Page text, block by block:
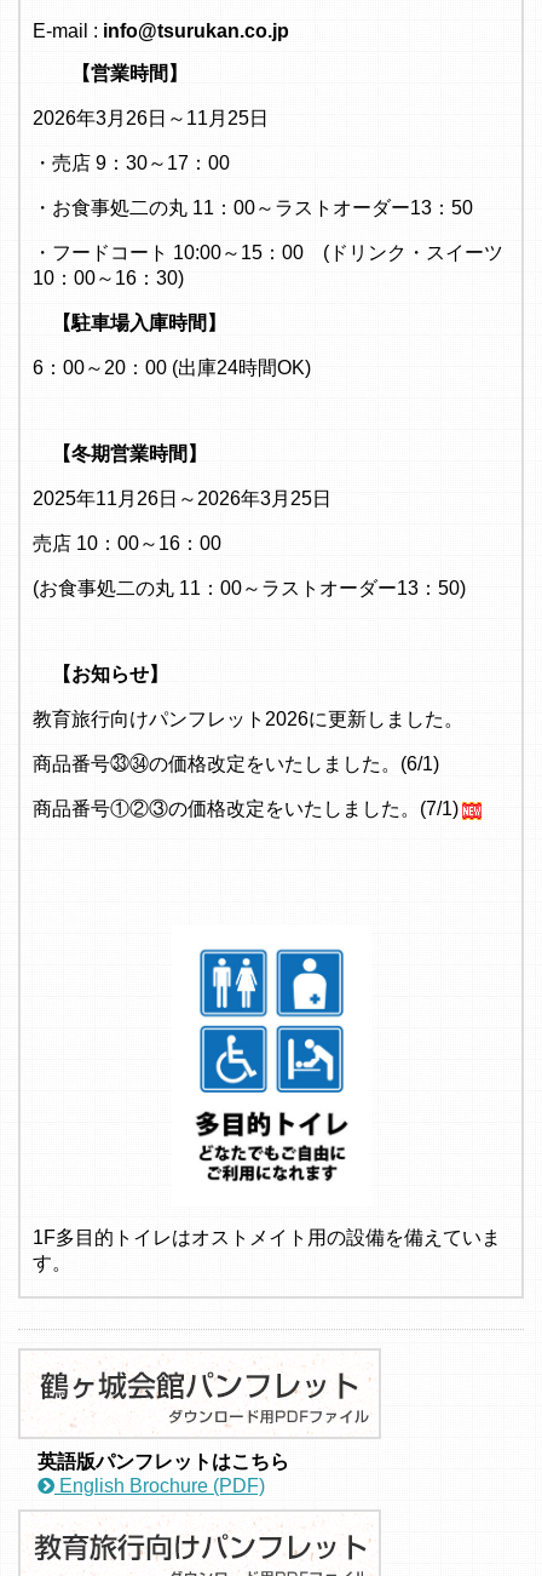
E-mail : info@tsurukan.co.jp
【営業時間】
2026年3月26日～11月25日
・売店 9：30～17：00
・お食事処二の丸 11：00～ラストオーダー13：50
・フードコート 10:00～15：00 (ドリンク・スイーツ
10：00～16：30)
【駐車場入庫時間】
6：00～20：00 (出庫24時間OK)
【冬期営業時間】
2025年11月26日～2026年3月25日
売店 10：00～16：00
(お食事処二の丸 11：00～ラストオーダー13：50)
【お知らせ】
教育旅行向けパンフレット2026に更新しました。
商品番号㉝㉞の価格改定をいたしました。(6/1)
商品番号①②③の価格改定をいたしました。(7/1)
1F多目的トイレはオストメイト用の設備を備えていま
す。
英語版パンフレットはこちら
English Brochure (PDF)